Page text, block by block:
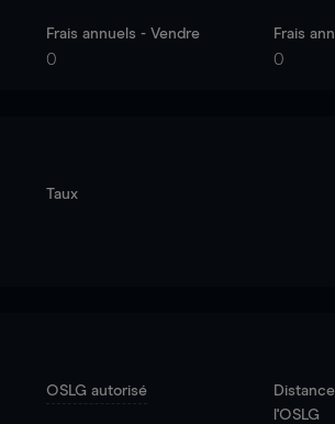
Frais annuels - Vendre
0
Frais
0
Taux
OSLG autorisé
l'OSLG